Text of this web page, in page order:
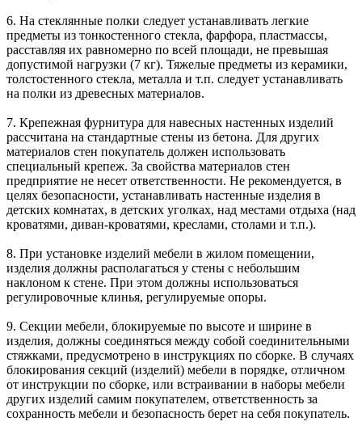
6. На стеклянные полки следует устанавливать легкие
предметы из тонкостенного стекла, фарфора, пластмассы,
расставляя их равномерно по всей площади, не превышая
допустимой нагрузки (7 кг). Тяжелые предметы из керамики,
толстостенного стекла, металла и т.п. следует устанавливать
на полки из древесных материалов.
7. Крепежная фурнитура для навесных настенных изделий
рассчитана на стандартные стены из бетона. Для других
материалов стен покупатель должен использовать
специальный крепеж. За свойства материалов стен
предприятие не несет ответственности. Не рекомендуется, в
целях безопасности, устанавливать настенные изделия в
детских комнатах, в детских уголках, над местами отдыха (над
кроватями, диван-кроватями, креслами, столами и т.п.).
8. При установке изделий мебели в жилом помещении,
изделия должны располагаться у стены с небольшим
наклоном к стене. При этом должны использоваться
регулировочные клинья, регулируемые опоры.
9. Секции мебели, блокируемые по высоте и ширине в
изделия, должны соединяться между собой соединительными
стяжками, предусмотрено в инструкциях по сборке. В случаях
блокирования секций (изделий) мебели в порядке, отличном
от инструкции по сборке, или встраивании в наборы мебели
других изделий самим покупателем, ответственность за
сохранность мебели и безопасность берет на себя покупатель.